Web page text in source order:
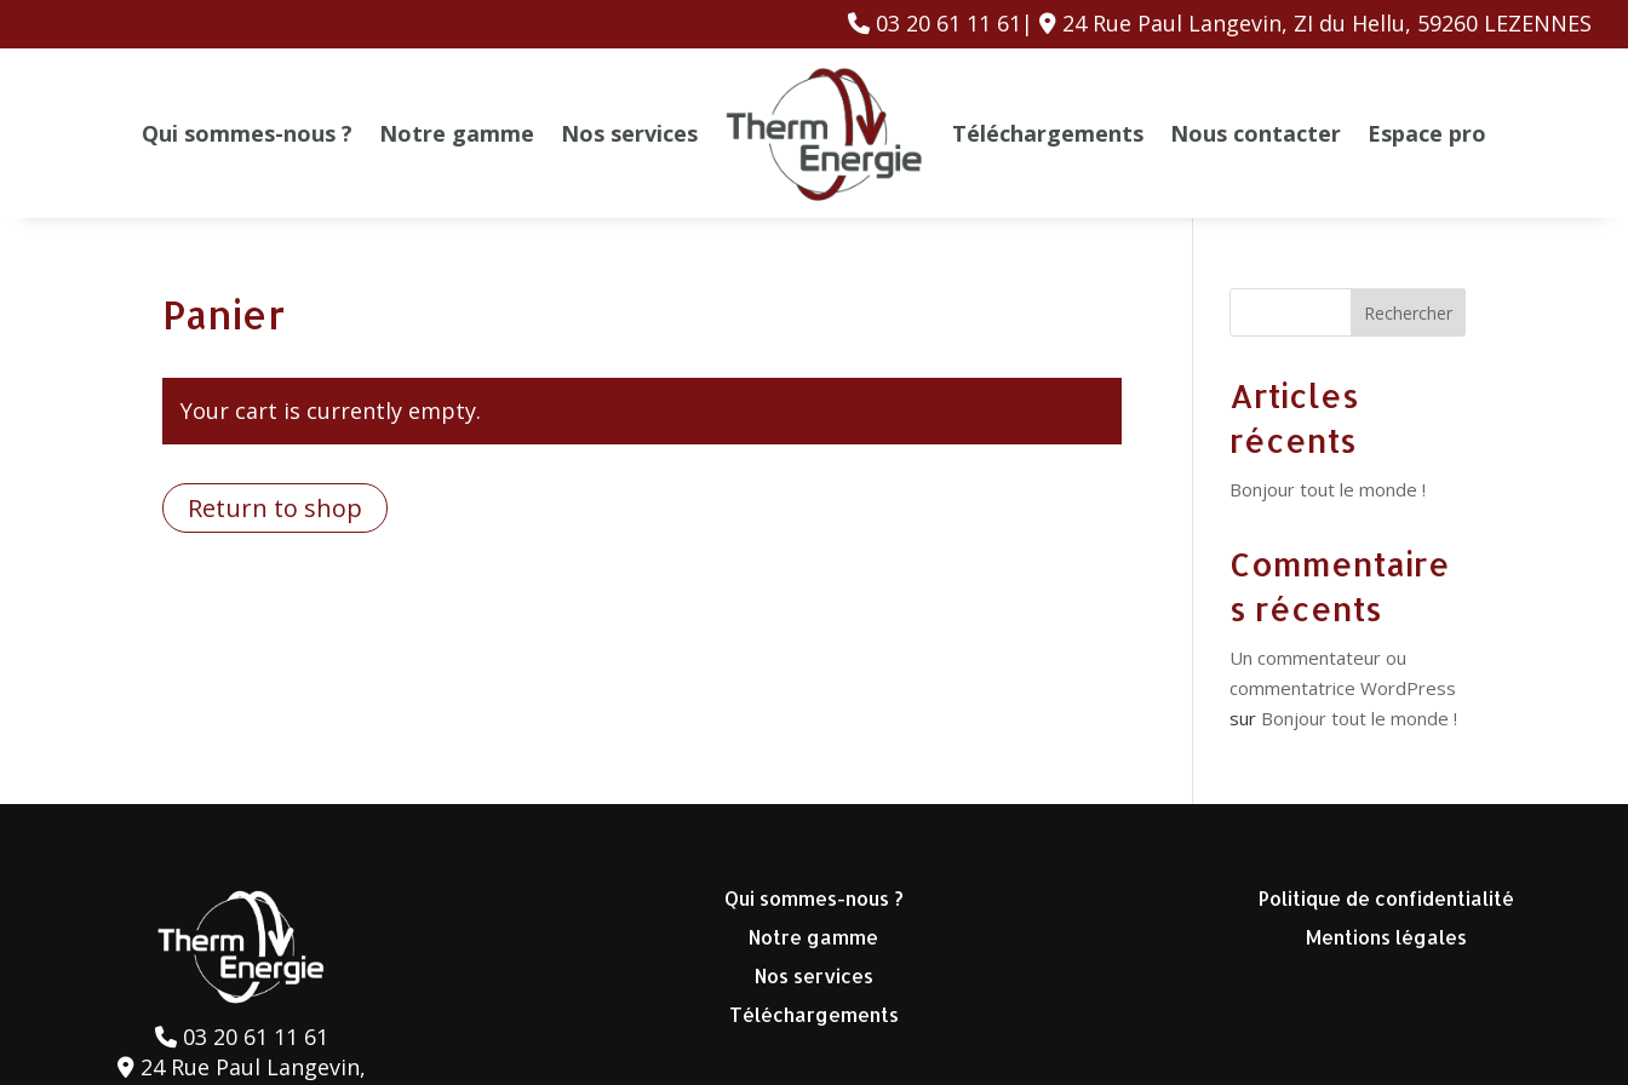
03 20 61 11 61| 24 Rue Paul Langevin, ZI du Hellu, 59260 LEZENNES
Qui sommes-nous ? Notre gamme Nos services Téléchargements Nous contacter Espace pro
Panier
Your cart is currently empty.
Return to shop
Rechercher
Articles
récents
Bonjour tout le monde !
Commentaire
s récents
Un commentateur ou
commentatrice WordPress
sur Bonjour tout le monde !
03 20 61 11 61
24 Rue Paul Langevin,
Qui sommes-nous ?
Notre gamme
Nos services
Téléchargements
Politique de confidentialité
Mentions légales